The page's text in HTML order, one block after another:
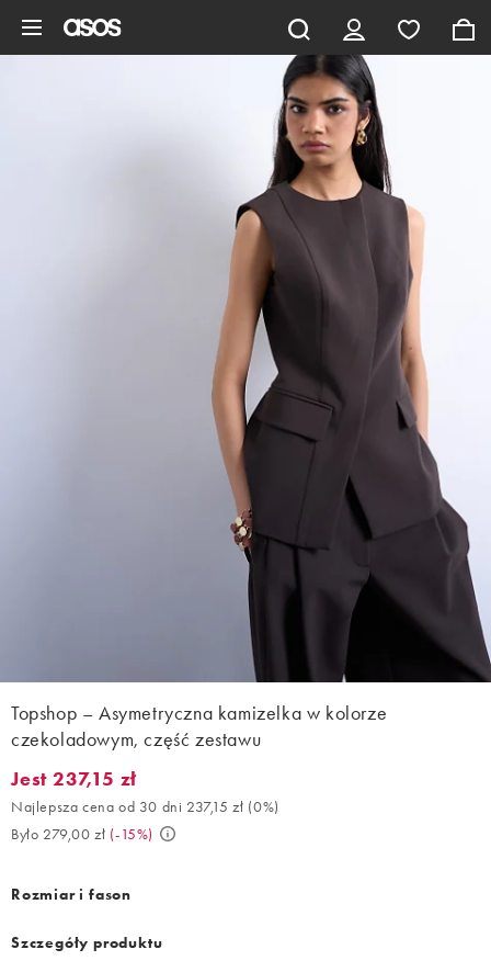
Topshop – Asymetryczna kamizelka w kolorze
czekoladowym, część zestawu
Jest 237,15 zł. Najlepsza cena od 30 dni 237,15 zł (0%). Było
Jest 237,15 zł
Najlepsza cena od 30 dni 237,15 zł (0%)
Było 279,00 zł (-15%)
Rozmiar i fason
Szczegóły produktu